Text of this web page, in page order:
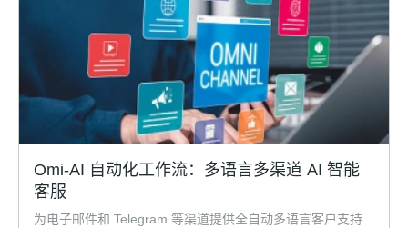
Omi-AI 自动化工作流：多语言多渠道 AI 智能
客服
为电子邮件和 Telegram 等渠道提供全自动多语言客户支持